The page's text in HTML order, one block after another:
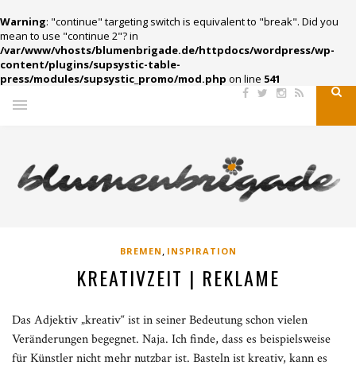
Warning: "continue" targeting switch is equivalent to "break". Did you
mean to use "continue 2"? in
/var/www/vhosts/blumenbrigade.de/httpdocs/wordpress/wp-
content/plugins/supsystic-table-
press/modules/supsystic_promo/mod.php on line 541
BREMEN , INSPIRATION
KREATIVZEIT | REKLAME
Das Adjektiv „kreativ“ ist in seiner Bedeutung schon vielen
Veränderungen begegnet. Naja. Ich finde, dass es beispielsweise
für Künstler nicht mehr nutzbar ist. Basteln ist kreativ, kann es